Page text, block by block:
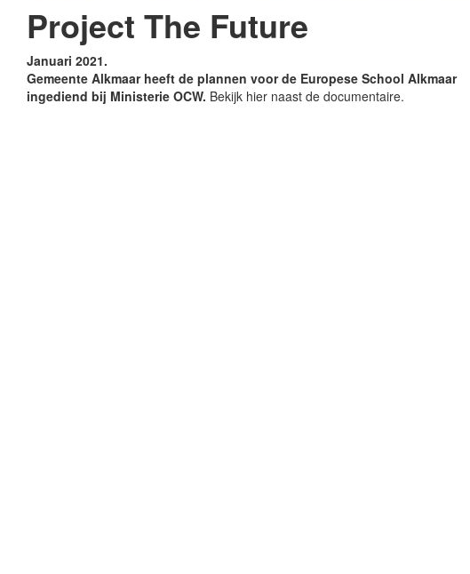
Project The Future
Januari 2021.
Gemeente Alkmaar heeft de plannen voor de Europese School Alkmaar
ingediend bij Ministerie OCW. Bekijk hier naast de documentaire.